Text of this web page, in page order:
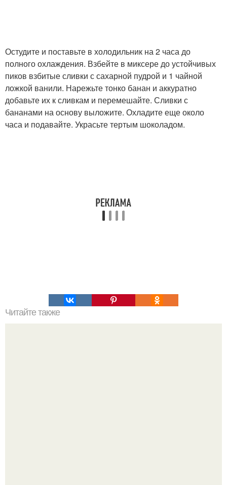
Остудите и поставьте в холодильник на 2 часа до
полного охлаждения. Взбейте в миксере до устойчивых
пиков взбитые сливки с сахарной пудрой и 1 чайной
ложкой ванили. Нарежьте тонко банан и аккуратно
добавьте их к сливкам и перемешайте. Сливки с
бананами на основу выложите. Охладите еще около
часа и подавайте. Украсьте тертым шоколадом.
Читайте также